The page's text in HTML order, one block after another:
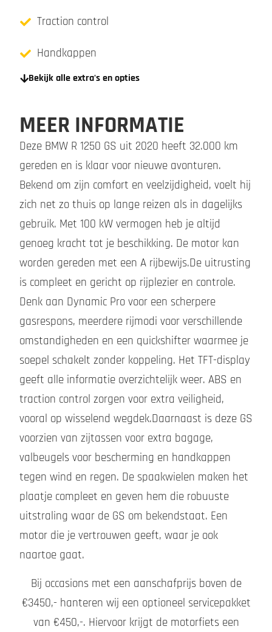
Traction control
Handkappen
Bekijk alle extra's en opties
MEER INFORMATIE
Deze BMW R 1250 GS uit 2020 heeft 32.000 km
gereden en is klaar voor nieuwe avonturen.
Bekend om zijn comfort en veelzijdigheid, voelt hij
zich net zo thuis op lange reizen als in dagelijks
gebruik. Met 100 kW vermogen heb je altijd
genoeg kracht tot je beschikking. De motor kan
worden gereden met een A rijbewijs.De uitrusting
is compleet en gericht op rijplezier en controle.
Denk aan Dynamic Pro voor een scherpere
gasrespons, meerdere rijmodi voor verschillende
omstandigheden en een quickshifter waarmee je
soepel schakelt zonder koppeling. Het TFT-display
geeft alle informatie overzichtelijk weer. ABS en
traction control zorgen voor extra veiligheid,
vooral op wisselend wegdek.Daarnaast is deze GS
voorzien van zijtassen voor extra bagage,
valbeugels voor bescherming en handkappen
tegen wind en regen. De spaakwielen maken het
plaatje compleet en geven hem die robuuste
uitstraling waar de GS om bekendstaat. Een
motor die je vertrouwen geeft, waar je ook
naartoe gaat.
Bij occasions met een aanschafprijs boven de
€3450,- hanteren wij een optioneel servicepakket
van €450,-. Hiervoor krijgt de motorfiets een